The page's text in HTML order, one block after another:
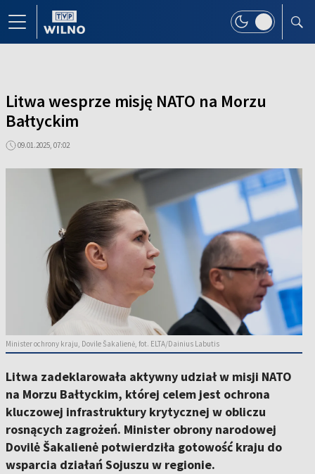
Litwa wesprze misję NATO na Morzu
Bałtyckim
09.01.2025, 07:02
Minister ochrony kraju, Dovile Šakalienė, fot. ELTA/Dainius Labutis
Litwa zadeklarowała aktywny udział w misji NATO
na Morzu Bałtyckim, której celem jest ochrona
kluczowej infrastruktury krytycznej w obliczu
rosnących zagrożeń. Minister obrony narodowej
Dovilė Šakalienė potwierdziła gotowość kraju do
wsparcia działań Sojuszu w regionie.